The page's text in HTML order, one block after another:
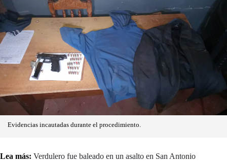
Evidencias incautadas durante el procedimiento.
Lea más: Verdulero fue baleado en un asalto en San Antonio